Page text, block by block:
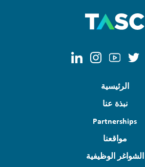
الرئيسية
نبذة عنا
Partnerships
مواقعنا
الشواغر الوظيفية